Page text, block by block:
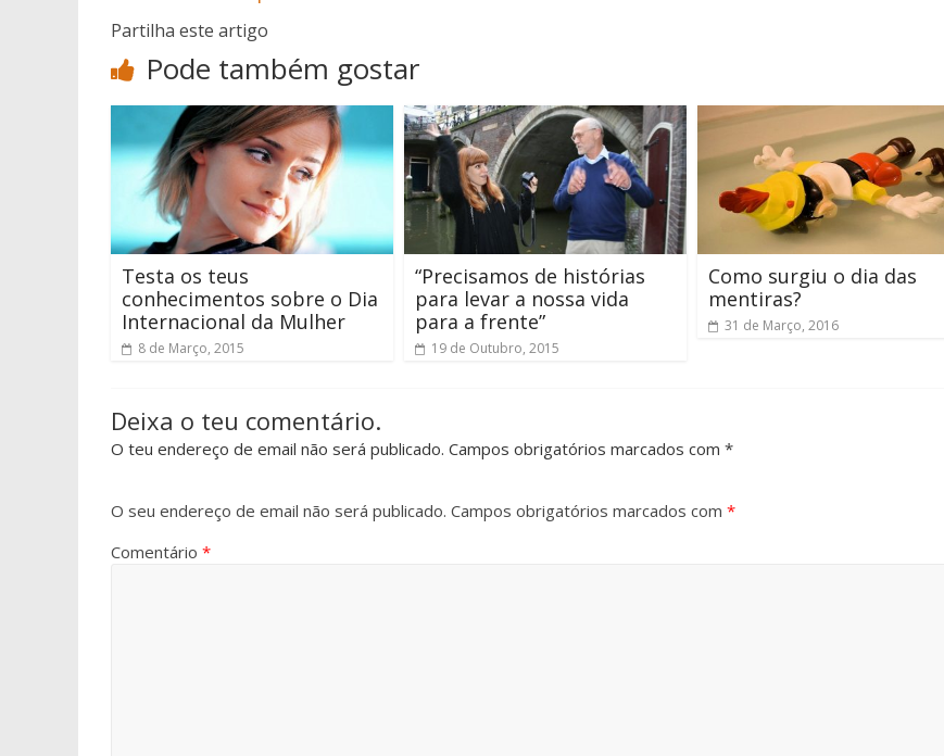
Partilha este artigo
Pode também gostar
Testa os teus
conhecimentos sobre o Dia
Internacional da Mulher
8 de Março, 2015
“Precisamos de histórias
para levar a nossa vida
para a frente”
19 de Outubro, 2015
Como surgiu o dia das
mentiras?
31 de Março, 2016
Deixa o teu comentário.
O teu endereço de email não será publicado. Campos obrigatórios marcados com *
O seu endereço de email não será publicado. Campos obrigatórios marcados com *
Comentário *